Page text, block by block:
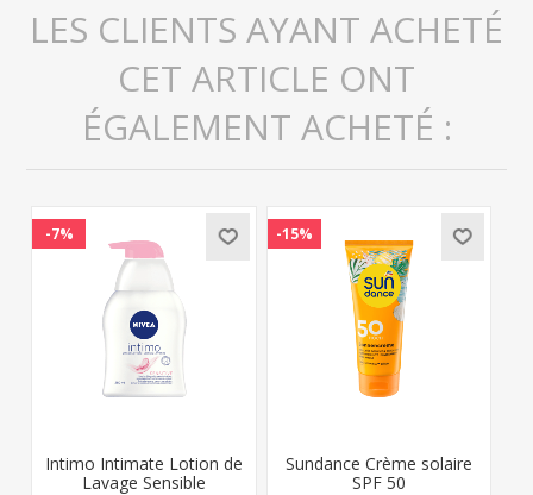
LES CLIENTS AYANT ACHETÉ
CET ARTICLE ONT
ÉGALEMENT ACHETÉ :
-7%
Intimo Intimate Lotion de
Lavage Sensible
-15%
Sundance Crème solaire
SPF 50